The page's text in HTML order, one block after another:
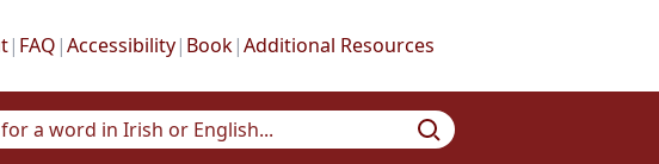
| FAQ |Accessibility| Book|Additional Resources